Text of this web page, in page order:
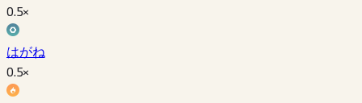
0.5×
はがね
0.5×